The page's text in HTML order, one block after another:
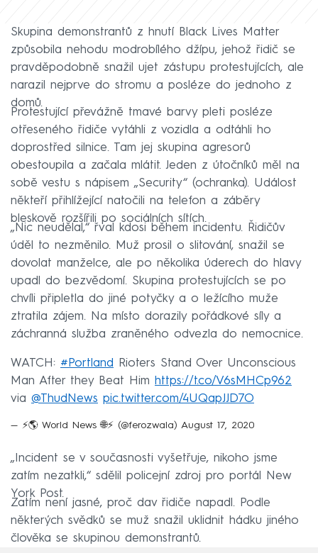
Skupina demonstrantů z hnutí Black Lives Matter
způsobila nehodu modrobílého džípu, jehož řidič se
pravděpodobně snažil ujet zástupu protestujících, ale
narazil nejprve do stromu a posléze do jednoho z
domů.
Protestující převážně tmavé barvy pleti posléze
otřeseného řidiče vytáhli z vozidla a odtáhli ho
doprostřed silnice. Tam jej skupina agresorů
obestoupila a začala mlátit. Jeden z útočníků měl na
sobě vestu s nápisem „Security“ (ochranka). Událost
někteří přihlížející natočili na telefon a záběry
bleskově rozšířili po sociálních sítích.
„Nic neudělal,“ řval kdosi během incidentu. Řidičův
úděl to nezměnilo. Muž prosil o slitování, snažil se
dovolat manželce, ale po několika úderech do hlavy
upadl do bezvědomí. Skupina protestujících se po
chvíli připletla do jiné potyčky a o ležícího muže
ztratila zájem. Na místo dorazily pořádkové síly a
záchranná služba zraněného odvezla do nemocnice.
WATCH: #Portland
Rioters Stand Over Unconscious
Man After they Beat Him https://t.co/V6sMHCp962
via @ThudNews pic.twitter.com/4UQapJJD7O
— ⚡️🌎 World News 🌐⚡️ (@ferozwala) August 17, 2020
„Incident se v současnosti vyšetřuje, nikoho jsme
zatím nezatkli,“ sdělil policejní zdroj pro portál New
York Post.
Zatím není jasné, proč dav řidiče napadl. Podle
některých svědků se muž snažil uklidnit hádku jiného
člověka se skupinou demonstrantů.